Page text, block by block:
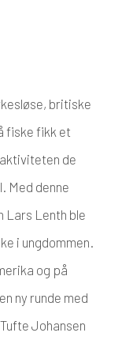
britiske
fiske fikk et
de
Med denne
Lars Lenth ble
i ungdommen.
og på
ny runde med
Johansen